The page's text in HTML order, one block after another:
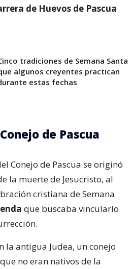
de Huevos de Pascua
tradiciones de Semana Santa
algunos creyentes practican
estas fechas
de Pascua
Conejo de Pascua se originó
la muerte de Jesucristo, al
cristiana de Semana
que buscaba vincularlo
la antigua Judea, un conejo
no eran nativos de la